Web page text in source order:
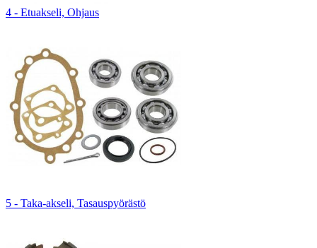
4 - Etuakseli, Ohjaus
5 - Taka-akseli, Tasauspyörästö